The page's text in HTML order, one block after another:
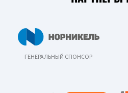
ГЕНЕРАЛЬНЫЙ СПОНСОР